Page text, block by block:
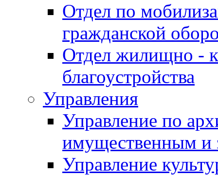
Отдел по
гражданской
Отдел жилищно -
благоустройства
Управления
Управление по
имущественным и
Управление